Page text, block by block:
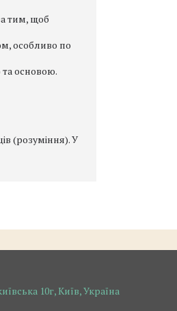
тим, щоб
особливо по
основою.
(розуміння). У
10г, Київ, Україна